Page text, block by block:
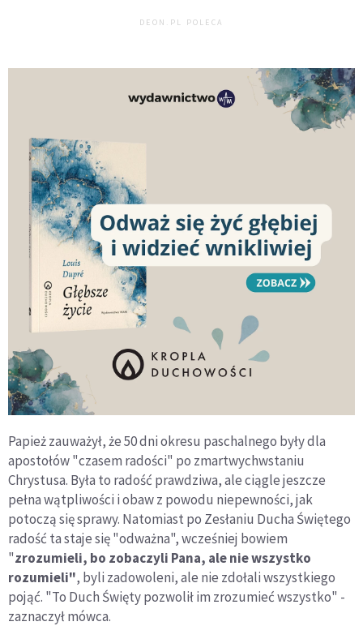
DEON.PL POLECA
Papież zauważył, że 50 dni okresu paschalnego były dla
apostołów "czasem radości" po zmartwychwstaniu
Chrystusa. Była to radość prawdziwa, ale ciągle jeszcze
pełna wątpliwości i obaw z powodu niepewności, jak
potoczą się sprawy. Natomiast po Zesłaniu Ducha Świętego
radość ta staje się "odważna", wcześniej bowiem
"zrozumieli, bo zobaczyli Pana, ale nie wszystko
rozumieli", byli zadowoleni, ale nie zdołali wszystkiego
pojąć. "To Duch Święty pozwolił im zrozumieć wszystko" -
zaznaczył mówca.